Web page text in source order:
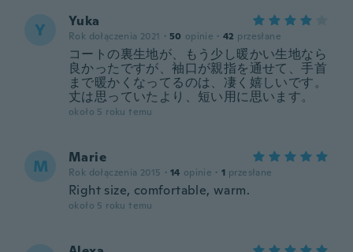
Y Yuka
Rok dołączenia 2021 · 50 opinie · 42 przesłane
コートの裏生地が、もう少し暖かい生地なら
良かったですが、袖口が親指を通せて、手首
まで暖かくなってるのは、凄く嬉しいです。
丈は思っていたより、短い用に思います。
około 5 roku temu
M Marie
Rok dołączenia 2015 · 14 opinie · 1 przesłane
Right size, comfortable, warm.
około 5 roku temu